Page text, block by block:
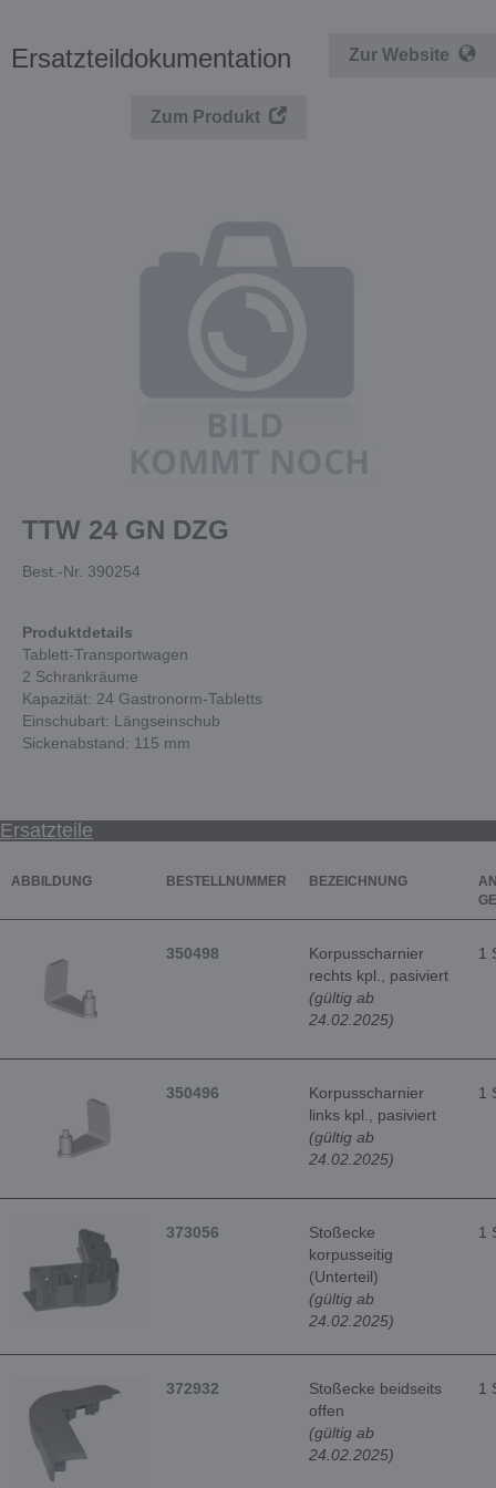
Ersatzteildokumentation Zur Website
Zum Produkt
TTW 24 GN DZG
Best.-Nr. 390254
Produktdetails
Tablett-Transportwagen
2 Schrankräume
Kapazität: 24 Gastronorm-Tabletts
Einschubart: Längseinschub
Sickenabstand: 115 mm
Ersatzteile
ABBILDUNG BESTELLNUMMER BEZEICHNUNG
350498
Korpusscharnier
rechts kpl., pasiviert
(gültig ab
24.02.2025)
1
350496
Korpusscharnier
links kpl., pasiviert
(gültig ab
24.02.2025)
1
373056
Stoßecke
korpusseitig
(Unterteil)
(gültig ab
24.02.2025)
1
372932
Stoßecke beidseits
offen
(gültig ab
24.02.2025)
1